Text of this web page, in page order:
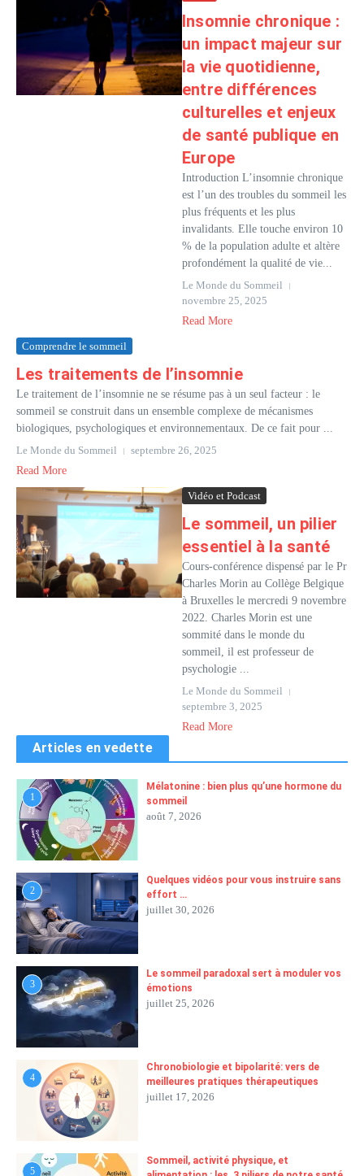
Insomnie chronique :
un impact majeur sur
la vie quotidienne,
entre différences
culturelles et enjeux
de santé publique en
Europe
Introduction L’insomnie chronique
est l’un des troubles du sommeil les
plus fréquents et les plus
invalidants. Elle touche environ 10
% de la population adulte et altère
profondément la qualité de vie...
Le Monde du Sommeil
novembre 25, 2025
Read More
Comprendre le sommeil
Les traitements de l’insomnie
Le traitement de l’insomnie ne se résume pas à un seul facteur : le
sommeil se construit dans un ensemble complexe de mécanismes
biologiques, psychologiques et environnementaux. De ce fait pour ...
Le Monde du Sommeil
septembre 26, 2025
Read More
Vidéo et Podcast
Le sommeil, un pilier
essentiel à la santé
Cours-conférence dispensé par le Pr
Charles Morin au Collège Belgique
à Bruxelles le mercredi 9 novembre
2022. Charles Morin est une
sommité dans le monde du
sommeil, il est professeur de
psychologie ...
Le Monde du Sommeil
septembre 3, 2025
Read More
Articles en vedette
1
Mélatonine : bien plus qu’une hormone du
sommeil
août 7, 2026
2
Quelques vidéos pour vous instruire sans
effort …
juillet 30, 2026
3
Le sommeil paradoxal sert à moduler vos
émotions
juillet 25, 2026
4
Chronobiologie et bipolarité: vers de
meilleures pratiques thérapeutiques
juillet 17, 2026
5
Sommeil, activité physique, et